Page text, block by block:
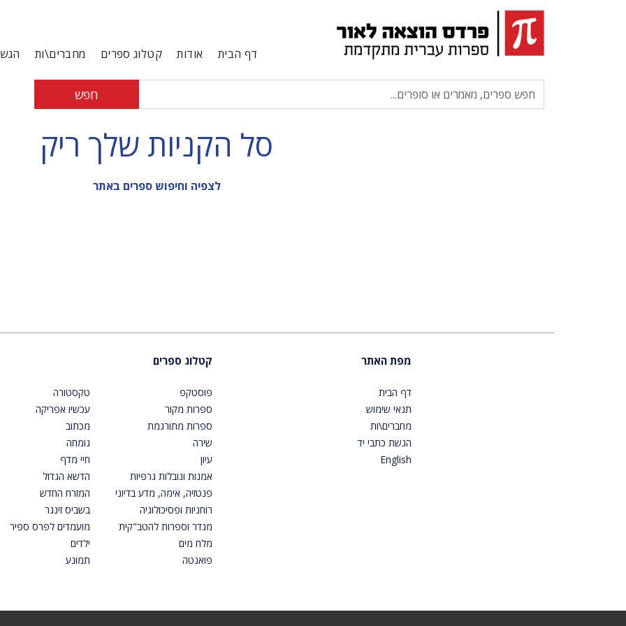
דף הבית אודות קטלוג ספרים מחברים\ות
חפש
סל הקניות שלך ריק
לצפיה וחיפוש ספרים באתר
מפת האתר
דף הבית
תנאי שימוש
מחברים\ות
הגשת כתבי יד
English
קטלוג ספרים
פוסטקפ
ספרות מקור
ספרות מתורגמת
שירה
עיון
אמנות ונובלות גרפיות
פנטזיה, אימה, מדע בדיוני
רוחניות ופסיכולוגיה
מגדר וספרות להטב"קית
מלח מים
פואנטה
טקסטורה
עכשיו אפריקה
מכתוב
גומחה
חיי מדף
הדשא הגדול
המזרח החדש
בשביס זינגר
מועמדים לפרס ספיר
ילדים
תמונע